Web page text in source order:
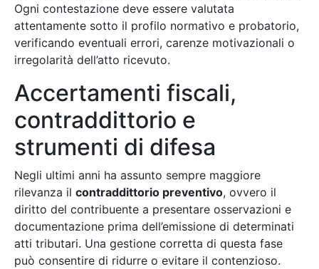
Ogni contestazione deve essere valutata
attentamente sotto il profilo normativo e probatorio,
verificando eventuali errori, carenze motivazionali o
irregolarità dell’atto ricevuto.
Accertamenti fiscali,
contraddittorio e
strumenti di difesa
Negli ultimi anni ha assunto sempre maggiore
rilevanza il contraddittorio preventivo, ovvero il
diritto del contribuente a presentare osservazioni e
documentazione prima dell’emissione di determinati
atti tributari. Una gestione corretta di questa fase
può consentire di ridurre o evitare il contenzioso.